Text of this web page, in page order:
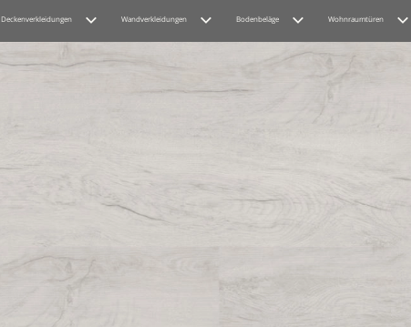
Deckenverkleidungen Wandverkleidungen Bodenbeläge Wohnraumtüren